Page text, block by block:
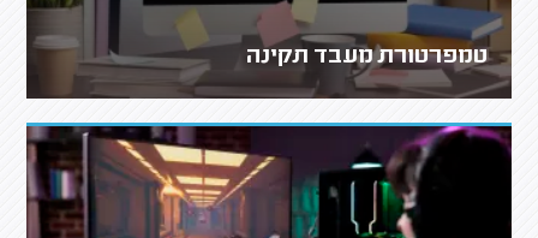
טמפרטורת מעבד תקינה